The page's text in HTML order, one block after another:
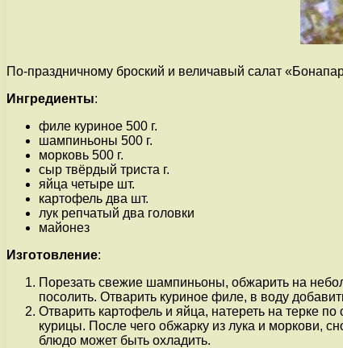
По-праздничному броский и величавый салат
Ингредиенты:
филе куриное 500 г.
шампиньоны 500 г.
морковь 500 г.
сыр твёрдый триста г.
яйца четыре шт.
картофель два шт.
лук репчатый два головки
майонез
Изготовление:
Порезать свежие шампиньоны, обжарить на
посолить. Отварить куриное филе, в воду
Отварить картофель и яйца, натереть на терке
курицы. После чего обжарку из лука и моркови,
блюдо может быть охладить.